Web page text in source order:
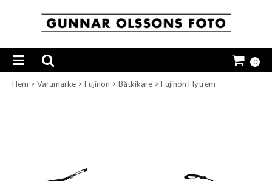
0
Hem > Varumärke > Fujinon > Båtkikare > Fujinon Flytrem